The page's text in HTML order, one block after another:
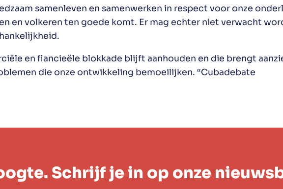
samenleven en samenwerken in respect voor onze
en volkeren ten goede komt. Er mag echter niet verwacht
en fiancieële blokkade blijft aanhouden en die brengt
die onze ontwikkeling bemoeilijken. “Cubadebate
Schrijf je in op onze